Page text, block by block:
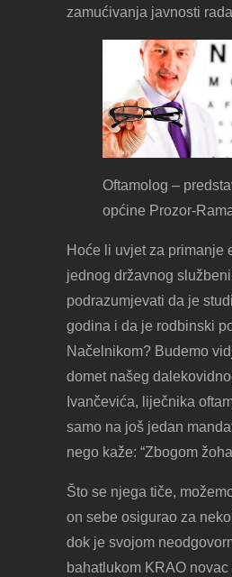
zamućivanja javnosti
Oftamolog –
općine Prozor-
Hoće li uvjet za primanje
jednog državnog
podrazumjevati da je
godina i da je rodbinski
Načelnikom? Budemo
domet našeg
Ivančevića, liječnika
samo na još jedan
nego kaže: “Zbogom
Što se njega tiče,
on sebe osigurao za
dok je svojom
bahatlukom KRAO novac